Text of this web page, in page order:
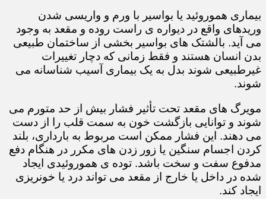
بیماری هموروئید یا بواسیر با ورم و واریسی شدن
وریدهای واقع در دیواره ی راست روده و مقعد به وجود
می آید. بالشتک های بواسیر بخشی از ساختمان طبیعی
بدن انسان هستند و فقط زمانی که دچار تغییرات
غیرطبیعی شوند بدل به یک بیماری آسیب شناسانه می
شوند.
مویرگ های مقعد تحت تأثیر فشار بیش از حد متورم می
شوند و توانایی بازگشت خون به سمت قلب را از دست
می دهند. این فشار ممکن است مربوط به بارداری، بلند
کردن اجسام سنگین یا زور زدن های مکرر در هنگام دفع
مدفوع سفت و سخت باشد. توده ی هموروئیدی ایجاد
شده در داخل یا خارج از مقعد می تواند درد یا خونریزی
ایجاد کند.